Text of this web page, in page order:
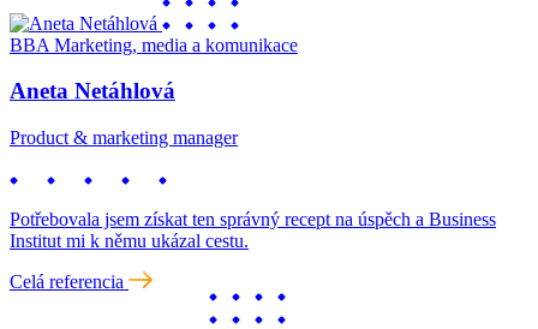
BBA Marketing, media a komunikace
Aneta Netáhlová
Product & marketing manager
Potřebovala jsem získat ten správný recept na úspěch a Business
Institut mi k němu ukázal cestu.
Celá referencia